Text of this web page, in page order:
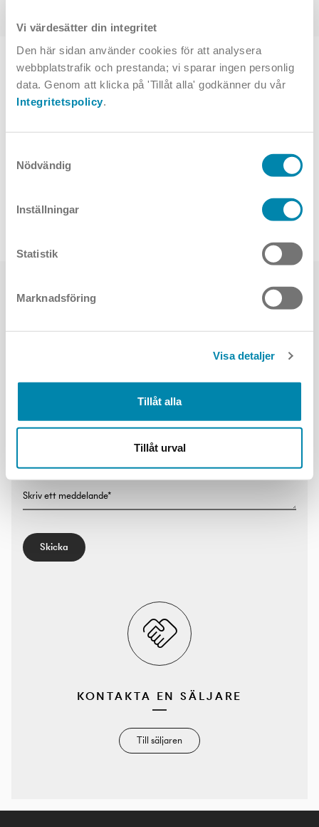
Vi värdesätter din integritet
Den här sidan använder cookies för att analysera
webbplatstrafik och prestanda; vi sparar ingen personlig
data. Genom att klicka på 'Tillåt alla' godkänner du vår
Integritetspolicy.
Nödvändig
Inställningar
Statistik
Marknadsföring
Visa detaljer
Tillåt alla
Tillåt urval
TOPPVAL
Har du frågor om produkten? Skriv till oss.
Skriv ett meddelande*
Skicka
KONTAKTA EN SÄLJARE
Till säljaren